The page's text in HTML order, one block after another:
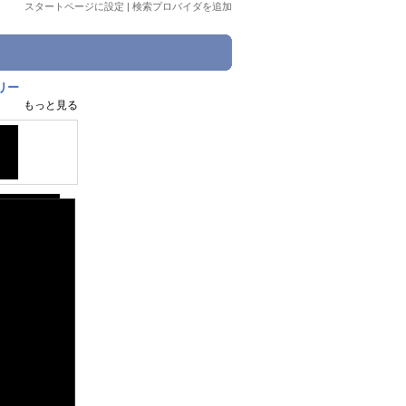
スタートページに設定 | 検索プロバイダを追加
ー
もっと見る